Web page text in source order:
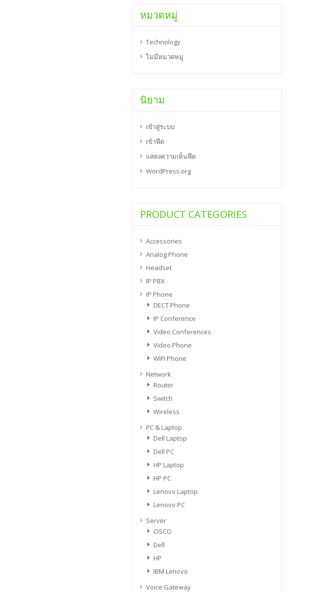
หมวดหมู่
Technology
ไม่มีหมวดหมู่
นิยาม
เข้าสู่ระบบ
เข้าฟีด
แสดงความเห็นฟีด
WordPress.org
PRODUCT CATEGORIES
Accessories
Analog Phone
Headset
IP PBX
IP Phone
DECT Phone
IP Conference
Video Conferences
Video Phone
WIFI Phone
Network
Router
Switch
Wireless
PC & Laptop
Dell Laptop
Dell PC
HP Laptop
HP PC
Lenovo Laptop
Lenovo PC
Server
CISCO
Dell
HP
IBM Lenovo
Voice Gateway